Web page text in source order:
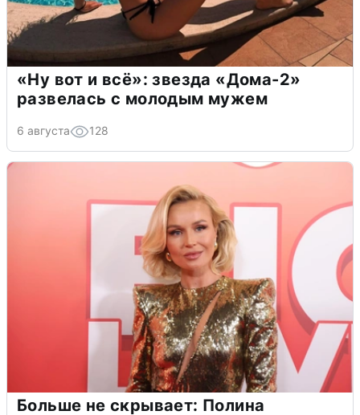
«Ну вот и всё»: звезда «Дома-2»
развелась с молодым мужем
6 августа 128
Больше не скрывает: Полина